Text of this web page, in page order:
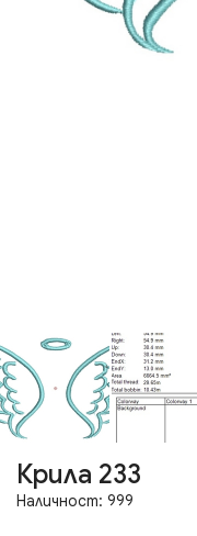
Крила 233
Наличност: 999